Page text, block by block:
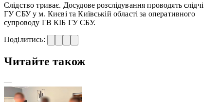
Слідство триває. Досудове розслідування проводять слідчі
ГУ СБУ у м. Києві та Київській області за оперативного
супроводу ГВ КІБ ГУ СБУ.
Поділитись:
Читайте також
—